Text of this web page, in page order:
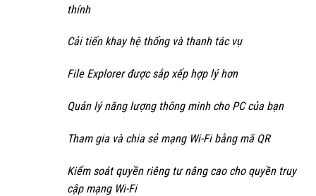
thính
Cải tiến khay hệ thống và thanh tác vụ
File Explorer được sắp xếp hợp lý hơn
Quản lý năng lượng thông minh cho PC của bạn
Tham gia và chia sẻ mạng Wi-Fi bằng mã QR
Kiểm soát quyền riêng tư nâng cao cho quyền truy
cập mạng Wi-Fi